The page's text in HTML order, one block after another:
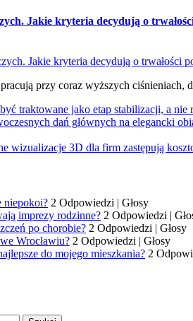
Jakie kryteria decydują o
przy coraz wyższych
traktowane jako etap stabilizacji, a nie
dań głównych na elegancki
wizualizacje 3D dla firm zastępują
niepokoi? 2 Odpowiedzi | Głosy
imprezy rodzinne? 2 Odpowiedzi |
po chorobie? 2 Odpowiedzi | Głosy
Wrocławiu? 2 Odpowiedzi | Głosy
do mojego mieszkania? 2